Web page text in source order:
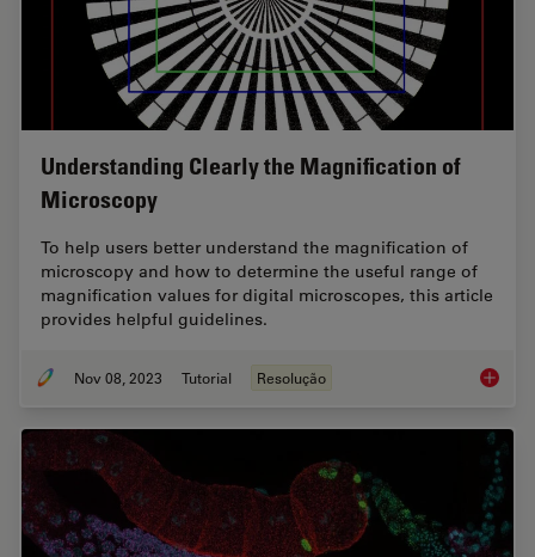
Understanding Clearly the Magnification of
Microscopy
To help users better understand the magnification of
microscopy and how to determine the useful range of
magnification values for digital microscopes, this article
provides helpful guidelines.
Nov 08, 2023 Tutorial Resolução